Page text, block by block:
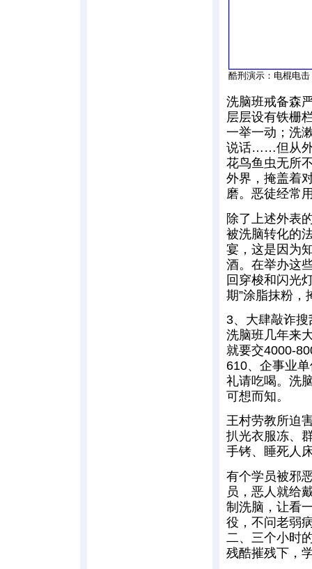
酷刑演示：电棍电击
洗脑班戒备森
层层设有铁栅
一举一动；洗
说话……但从外
花鸟鱼虫无所
外界，掩盖着
磨。恶徒经常
除了上述外表
被洗脑转化的
宴，这是因为
酒。在举办这
回穿梭和闪光
期”涂脂抹粉，
3、大肆敲诈搜
洗脑班几年来
就要交4000-
610、企事业
礼请吃喝。洗
可想而知。
王村劳教所迫
扒光衣服冻、
手铐、睡死人
有个学员被邪
员，恶人就给
制洗脑，让看
役，不问老弱
二、三个小时
残酷摧残下，